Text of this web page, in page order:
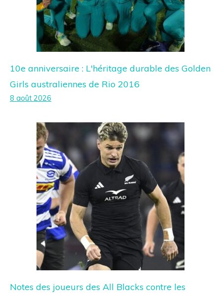
10e anniversaire : L'héritage durable des Golden
Girls australiennes de Rio 2016
8 août 2026
Notes des joueurs des All Blacks contre les